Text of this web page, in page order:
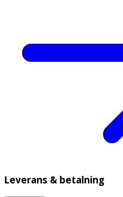
Leverans & betalning